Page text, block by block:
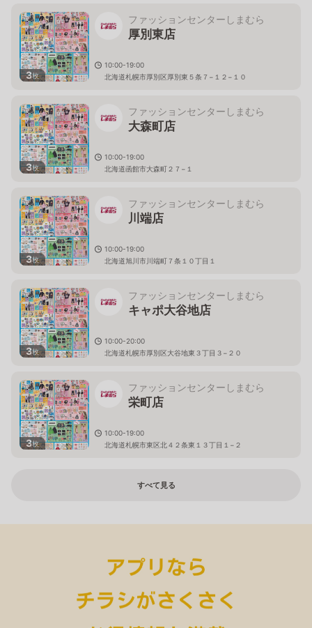
3枚
ファッションセンターしまむら
厚別東店
10:00-19:00
北海道札幌市厚別区厚別東５条７−１２−１０
3枚
ファッションセンターしまむら
大森町店
10:00-19:00
北海道函館市大森町２７−１
3枚
ファッションセンターしまむら
川端店
10:00-19:00
北海道旭川市川端町７条１０丁目１
3枚
ファッションセンターしまむら
キャポ大谷地店
10:00-20:00
北海道札幌市厚別区大谷地東３丁目３−２０
3枚
ファッションセンターしまむら
栄町店
10:00-19:00
北海道札幌市東区北４２条東１３丁目１−２
すべて見る